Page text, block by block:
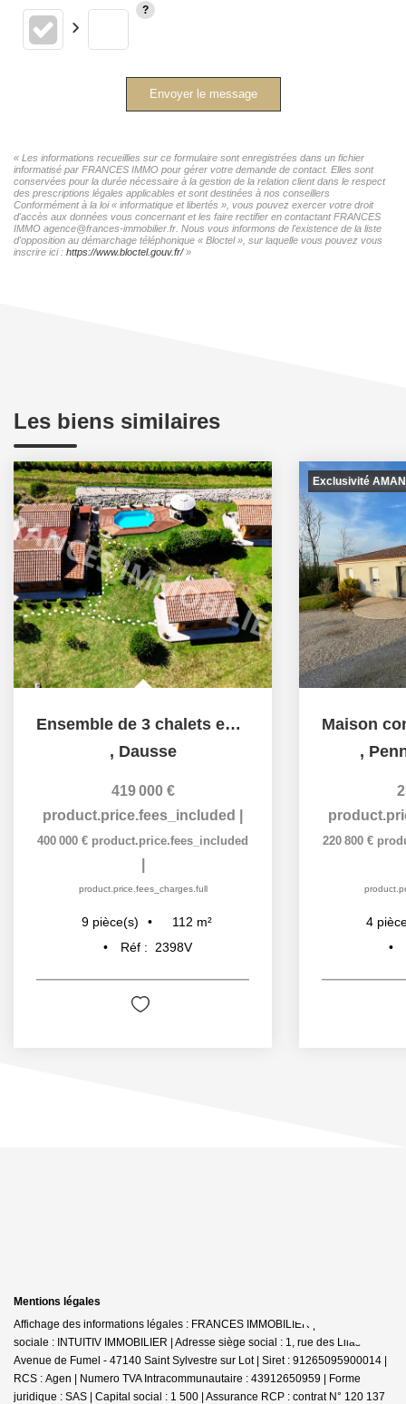
Envoyer le message
« Les informations recueillies sur ce formulaire sont enregistrées dans un fichier
informatisé par FRANCES IMMO pour gérer votre demande de contact. Elles sont
conservées pour la durée nécessaire à la gestion de la relation client dans le respect
des prescriptions légales applicables et sont destinées à nos conseillers
Conformément à la loi « informatique et libertés », vous pouvez exercer votre droit
d'accès aux données vous concernant et les faire rectifier en contactant FRANCES
IMMO agence@frances-immobilier.fr. Nous vous informons de l'existence de la liste
d'opposition au démarchage téléphonique « Bloctel », sur laquelle vous pouvez vous
inscrire ici : https://www.bloctel.gouv.fr/»
Les biens similaires
Ensemble de 3 chalets en bois, site de villégiature avec...
, Dausse
419 000 €
product.price.fees_included
400 000 € product.price.fees_included
product.price.fees_charges.full
9 pièce(s) 112 m²
Réf :
2398V
Exclusivité
,
220 800 €
4
Mentions légales
Affichage des informations légales : FRANCES IMMOBILIER | Raison
sociale : INTUITIV IMMOBILIER | Adresse siège social : 1, rue des Lilas -
Avenue de Fumel - 47140 Saint Sylvestre sur Lot | Siret : 91265095900014 |
RCS : Agen | Numero TVA Intracommunautaire : 43912650959 | Forme
juridique : SAS | Capital social : 1 500 | Assurance RCP : contrat N° 120 137